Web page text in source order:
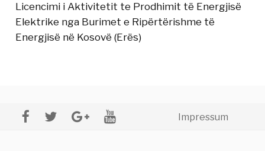
Licencimi i Aktivitetit te Prodhimit të Energjisë
Elektrike nga Burimet e Ripërtërishme të
Energjisë në Kosovë (Erës)
Impressum